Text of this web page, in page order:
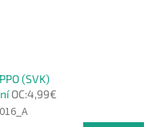
(SVK)
OC:4,99€